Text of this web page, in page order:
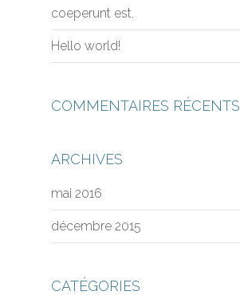
coeperunt est.
Hello world!
COMMENTAIRES RÉCENTS
ARCHIVES
mai 2016
décembre 2015
CATÉGORIES